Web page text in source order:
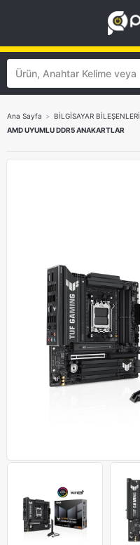
Ana Sayfa > BİLGİSAYAR BİLEŞENLERİ
AMD UYUMLU DDR5 ANAKARTLAR